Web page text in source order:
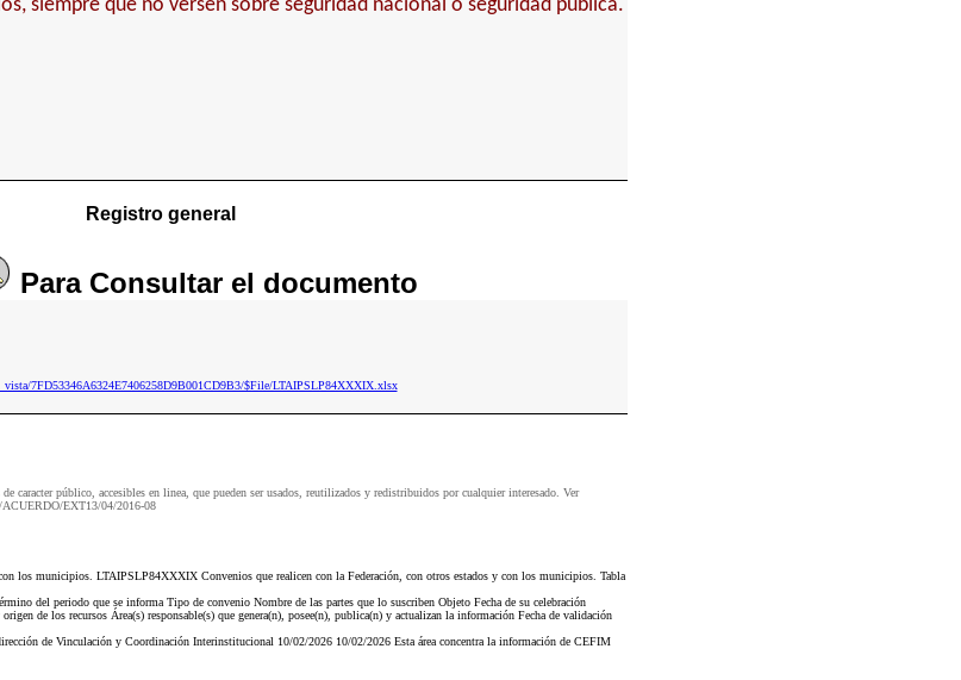
siempre que no versen sobre seguridad nacional o seguridad pública.
Registro general
Para Consultarel documento
7FD53346A6324E7406258D9B001CD9B3/$File/LTAIPSLP84XXXIX.xlsx
caracter público, accesibles en linea, que pueden ser usados, reutilizados y redistribuidos por cualquier interesado. Ver
EXT13/04/2016-08
los municipios. LTAIPSLP84XXXIX Convenios que realicen con la Federación, con otros estados y con los municipios. Tabla
del periodo que se informa Tipo de convenio Nombre de las partes que lo suscriben Objeto Fecha de su celebración
de los recursos Área(s) responsable(s) que genera(n), posee(n), publica(n) y actualizan la información Fecha de validación
de Vinculación y Coordinación Interinstitucional 10/02/2026 10/02/2026 Esta área concentra la información de CEFIM